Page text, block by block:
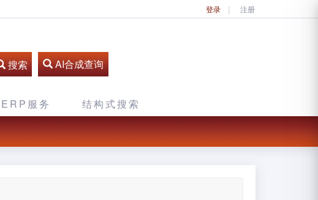
登录 注册
搜索 AI合成查询
服务 结构式搜索